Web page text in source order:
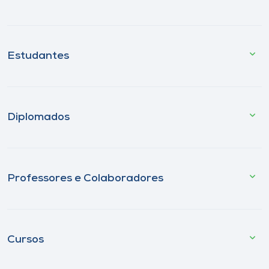
Estudantes
Diplomados
Professores e Colaboradores
Cursos